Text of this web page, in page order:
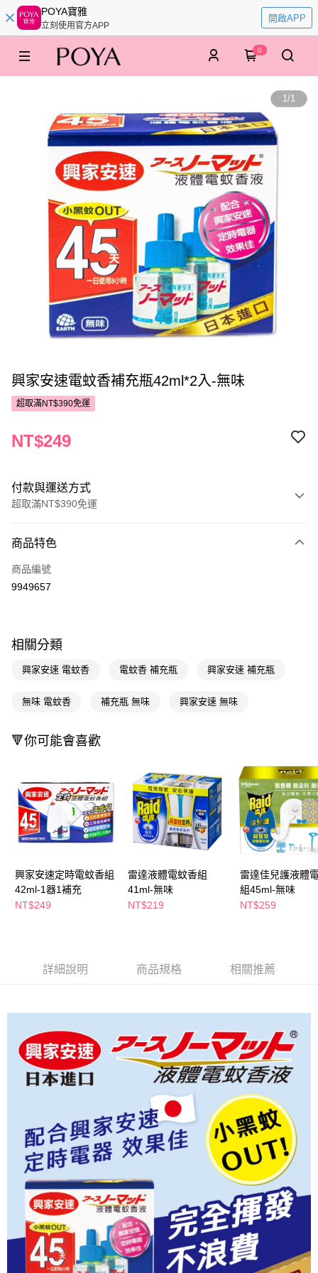
POYA寶雅
立刻使用官方APP
開啟APP
0
1/1
興家安速電蚊香補充瓶42ml*2入-無味
超取滿NT$390免運
NT$249
付款與運送方式
超取滿NT$390免運
POYA支付
信用卡一次付款
悠遊付
Google Pay
【關於「AFTEE先享後付」】
AFTEE先享後付是「在收到商品之後才付款」的支付方式。 讓您購物簡單
便利好安心！
１．簡單：不需註冊會員、不需綁卡、不需儲值。
２．便利：只要手機號碼，簡訊認證，即可結帳。
【「AFTEE先享後付」結帳流程】
１．於結帳方式選擇「AFTEE先享後付」後，將跳轉至「AFTEE先享後付」
結帳頁面，進行簡訊認證並確認金額後，即可完成結帳。
※ 請注意：結帳手續完成當下不需立刻繳費，但若您需要取消訂單，請聯絡
購買商品的店家。未經商家同意取消之訂單仍視為有效，需透過AFTEE先享
是否繳費成功／繳費後需取消欲退款等相關疑問，請聯繫「AFTEE先享後付
【注意事項】
１．透過由恩沛科技股份有限公司提供之「AFTEE先享後付」服務完成之交
易，需依本服務之必要範圍內提供個人資料，並將交易相關給付款項請求債
權轉讓予恩沛科技股份有限公司。
２．關於個人資料處理事宜，請瀏覽以下網址：
https://aftee.tw/terms/#terms3
３．未成年的使用者請事先徵得法定代理人或監護人之同意方可使用
「AFTEE先享後付」，若未經同意申辦者引起之損失，本公司不負相關責
任。
４．使用「AFTEE先享後付」時，將依據個別帳號之用戶狀況，依本公司即
時審查核予不同之上限額度；若仍有額度不足之情形，本公司將視審查結果
請求用戶進行身份認證。
５．嚴禁一人註冊多個帳號或使用他人資訊註冊。若發現惡意使用之情形，
恩沛科技股份有限公司將有權停止該用戶之使用額度並採取法律行動。
即享券
運送方式
每筆NT$65，滿NT$390(含以上)免運費
付款後全家取貨
每筆NT$65，滿NT$490(含以上)免運費
7-11取貨付款
每筆NT$65，滿NT$490(含以上)免運費
每筆NT$65，滿NT$490(含以上)免運費
宅配(本島)
每筆NT$100，滿NT$790(含以上)免運費
付款後寶雅門市自取(由倉庫統一出貨)
每筆NT$80，滿NT$290(含以上)免運費
商品特色
商品編號
9949657
相關分類
興家安速 電蚊香 電蚊香 補充瓶 興家安速 補充瓶
無味 電蚊香 補充瓶 無味 興家安速 無味
🔻你可能會喜歡
興家安速定時電蚊香組
42ml-1器1補充
NT$249
雷達液體電蚊香組
41ml-無味
NT$219
雷達佳兒護液體
組45ml-無味
NT$259
詳細說明 商品規格 相關推薦